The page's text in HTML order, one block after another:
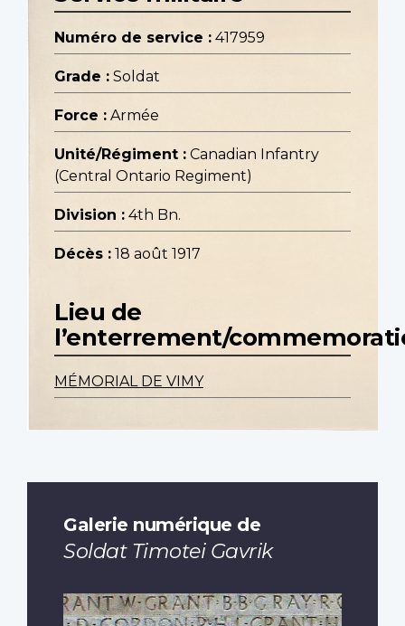
Numéro de service : 417959
Grade : Soldat
Force : Armée
Unité/Régiment : Canadian Infantry
(Central Ontario Regiment)
Division : 4th Bn.
Décès : 18 août 1917
Lieu de
l’enterrement/
MÉMORIAL DE VIMY
Galerie numérique de
Soldat Timotei Gavrik